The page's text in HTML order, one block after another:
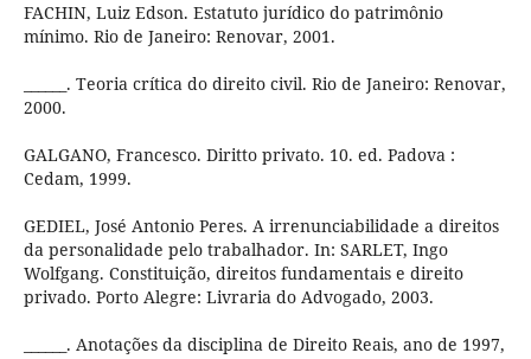
FACHIN, Luiz Edson. Estatuto jurídico do patrimônio
mínimo. Rio de Janeiro: Renovar, 2001.
______. Teoria crítica do direito civil. Rio de Janeiro: Renovar,
2000.
GALGANO, Francesco. Diritto privato. 10. ed. Padova :
Cedam, 1999.
GEDIEL, José Antonio Peres. A irrenunciabilidade a direitos
da personalidade pelo trabalhador. In: SARLET, Ingo
Wolfgang. Constituição, direitos fundamentais e direito
privado. Porto Alegre: Livraria do Advogado, 2003.
______. Anotações da disciplina de Direito Reais, ano de 1997,